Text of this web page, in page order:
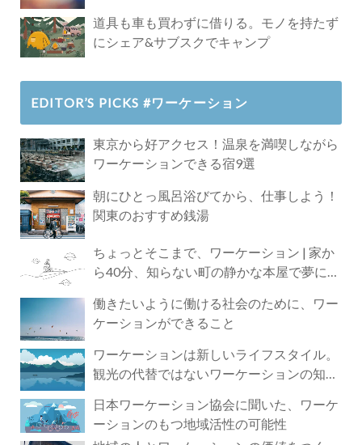
道具も車も買わずに借りる。モノを持たず
にシェア&サブスクでキャンプ
EDITOR’S PICKS #ワーケーション
東京から好アクセス！温泉を満喫しながら
ワーケーションできる宿9選
朝にひとっ風呂浴びてから、仕事しよう！
関東のおすすめ銭湯
ちょっとそこまで、ワーケーション | 家か
ら40分、知らない町の静かな本屋で夢に近
働きたいように働ける社会のために、ワー
ケーションができること
ワーケーションは新しいライフスタイル。
観光の代替ではないワーケーションの知ら
日本ワーケーション協会に聞いた、ワーケ
ーションのもつ地域活性の可能性